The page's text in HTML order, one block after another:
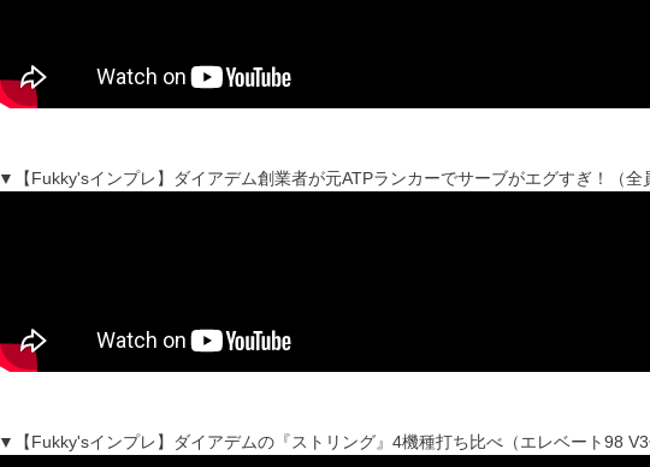
▼【Fukky'sインプレ】ダイアデム創業者が元ATPランカーでサーブがエグすぎ！（全
▼【Fukky'sインプレ】ダイアデムの『ストリング』4機種打ち比べ（エレベート98 V3